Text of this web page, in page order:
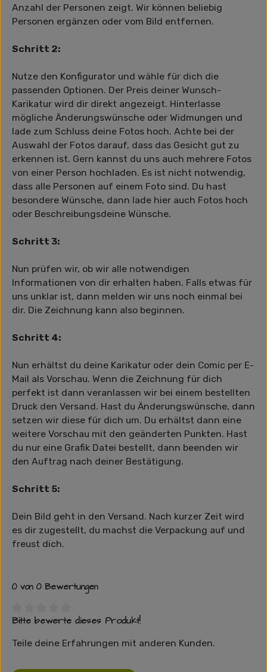
Anzahl der Personen zeigt. Wir können beliebig
Personen ergänzen oder vom Bild entfernen.
Schritt 2:
Nutze den Konfigurator und wähle für dich die
passenden Optionen. Der Preis deiner Wunsch-
Karikatur wird dir direkt angezeigt. Hinterlasse
mögliche Änderungswünsche oder Widmungen und
lade zum Schluss deine Fotos hoch. Achte bei der
Auswahl der Fotos darauf, dass das Gesicht gut zu
erkennen ist. Gern kannst du uns auch mehrere Fotos
von einer Person hochladen. Es ist nicht notwendig,
dass alle Personen auf einem Foto sind. Du hast
besondere Wünsche, dann lade hier auch Fotos hoch
oder Beschreibungsdeine Wünsche.
Schritt 3:
Nun prüfen wir, ob wir alle notwendigen
Informationen von dir erhalten haben. Falls etwas für
uns unklar ist, dann melden wir uns noch einmal bei
dir. Die Zeichnung kann also beginnen.
Schritt 4:
Nun erhältst du deine Karikatur oder dein Comic per E-
Mail als Vorschau. Wenn die Zeichnung für dich
perfekt ist dann veranlassen wir bei einem bestellten
Druck den Versand. Hast du Änderungswünsche, dann
setzen wir diese für dich um. Du erhältst dann eine
weitere Vorschau mit den geänderten Punkten. Hast
du nur eine Grafik Datei bestellt, dann beenden wir
den Auftrag nach deiner Bestätigung.
Schritt 5:
Dein Bild geht in den Versand. Nach kurzer Zeit wird
es dir zugestellt, du machst die Verpackung auf und
freust dich.
0 von 0 Bewertungen
Durchschnittliche Bewertung von 0 von 5 Sternen
Bitte bewerte dieses Produkt!
Teile deine Erfahrungen mit anderen Kunden.